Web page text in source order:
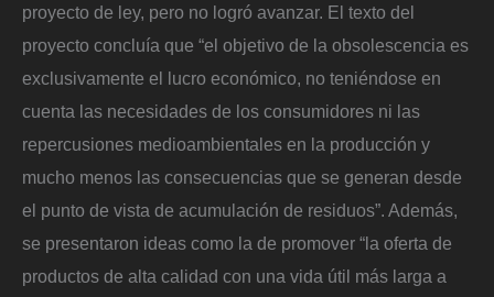
proyecto de ley, pero no logró avanzar. El texto del
proyecto concluía que “el objetivo de la obsolescencia es
exclusivamente el lucro económico, no teniéndose en
cuenta las necesidades de los consumidores ni las
repercusiones medioambientales en la producción y
mucho menos las consecuencias que se generan desde
el punto de vista de acumulación de residuos”. Además,
se presentaron ideas como la de promover “la oferta de
productos de alta calidad con una vida útil más larga a